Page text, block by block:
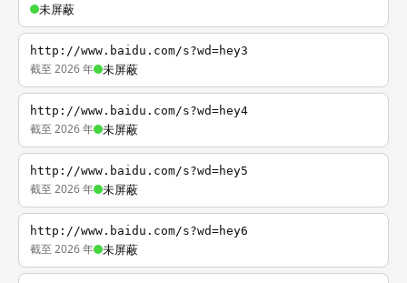
未屏蔽
http://www.baidu.com/s?wd=hey3
截至 2026 年 未屏蔽
http://www.baidu.com/s?wd=hey4
截至 2026 年 未屏蔽
http://www.baidu.com/s?wd=hey5
截至 2026 年 未屏蔽
http://www.baidu.com/s?wd=hey6
截至 2026 年 未屏蔽